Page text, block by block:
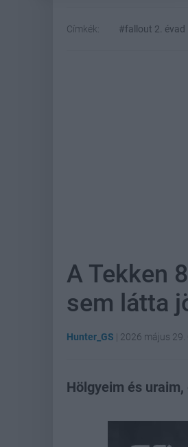
Címkék: #fallout 2. évad
A Tekken
sem látta
Hunter_GS | 2026 május 29.
Hölgyeim és